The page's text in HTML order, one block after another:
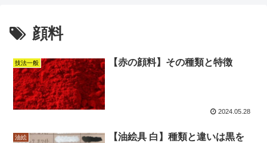
顔料
技法一般 【赤の顔料】その種類と特徴
2024.05.28
油絵
【油絵具 白】種類と違いは黒を